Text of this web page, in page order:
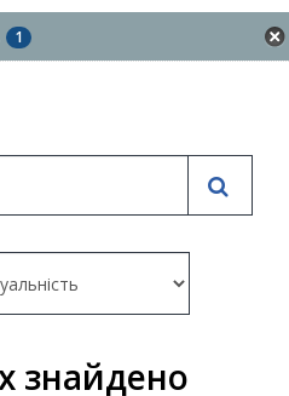
1
знайдено